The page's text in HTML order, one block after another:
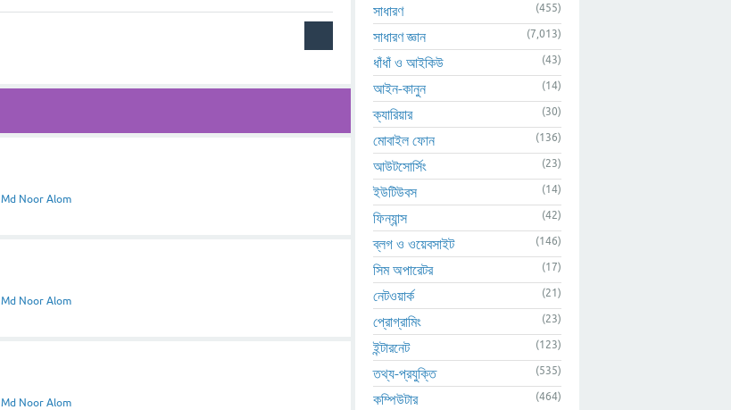
Md Noor Alom
Md Noor Alom
Md Noor Alom
সাধারণ (455)
সাধারণ জ্ঞান (7,013)
ধাঁধাঁ ও আইকিউ (43)
আইন-কানুন (14)
ক্যারিয়ার (30)
মোবাইল ফোন (136)
আউটসোর্সিং (23)
ইউটিউবস (14)
ফিন্যান্স (42)
ব্লগ ও ওয়েবসাইট (146)
সিম অপারেটর (17)
নেটওয়ার্ক (21)
প্রোগ্রামিং (23)
ইন্টারনেট (123)
তথ্য-প্রযুক্তি (535)
কম্পিউটার (464)